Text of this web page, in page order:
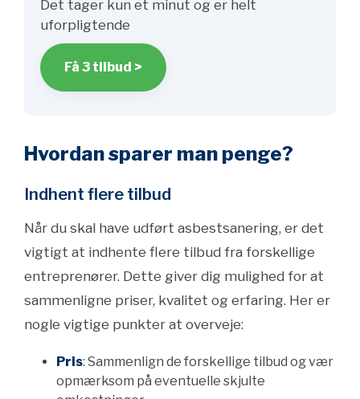
Det tager kun et minut og er helt
uforpligtende
Få 3 tilbud >
Hvordan sparer man penge?
Indhent flere tilbud
Når du skal have udført asbestsanering, er det
vigtigt at indhente flere tilbud fra forskellige
entreprenører. Dette giver dig mulighed for at
sammenligne priser, kvalitet og erfaring. Her er
nogle vigtige punkter at overveje:
Pris: Sammenlign de forskellige tilbud og vær
opmærksom på eventuelle skjulte